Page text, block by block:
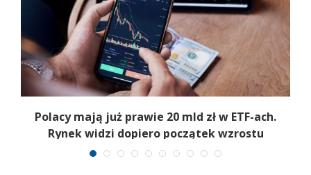
Polacy mają już prawie 20 mld zł w ETF-ach.
Rynek widzi dopiero początek wzrostu